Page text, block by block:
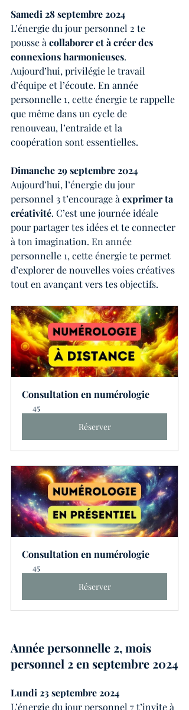
Samedi 28 septembre 2024
L’énergie du jour personnel 2 te
pousse à collaborer et à créer des
connexions harmonieuses.
Aujourd’hui, privilégie le travail
d’équipe et l’écoute. En année
personnelle 1, cette énergie te rappelle
que même dans un cycle de
renouveau, l’entraide et la
coopération sont essentielles.
Dimanche 29 septembre 2024
Aujourd’hui, l’énergie du jour
personnel 3 t’encourage à exprimer ta
créativité. C’est une journée idéale
pour partager tes idées et te connecter
à ton imagination. En année
personnelle 1, cette énergie te permet
d’explorer de nouvelles voies créatives
tout en avançant vers tes objectifs.
Consultation en numérologie
45
Réserver
Consultation en numérologie
45
Réserver
Année personnelle 2, mois
personnel 2 en septembre 2024
Lundi 23 septembre 2024
L’énergie du jour personnel 7 t’invite à